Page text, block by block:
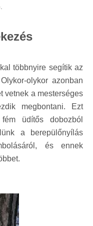
többnyire segítik az
olykor azonban
vetnek a mesterséges
megbontani. Ezt
üdítős dobozból
a berepülőnyílás
és ennek